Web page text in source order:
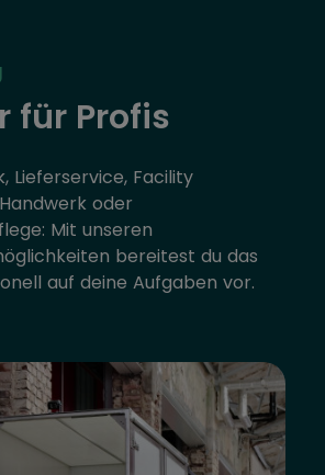
für Profis
Lieferservice, Facility
oder
Mit unseren
bereitest du das
auf deine Aufgaben vor.